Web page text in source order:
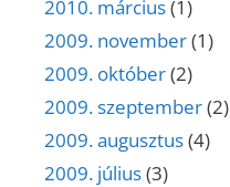
2010. március(1)
2009. november(1)
2009. október(2)
2009. szeptember(2)
2009. augusztus(4)
2009. július(3)